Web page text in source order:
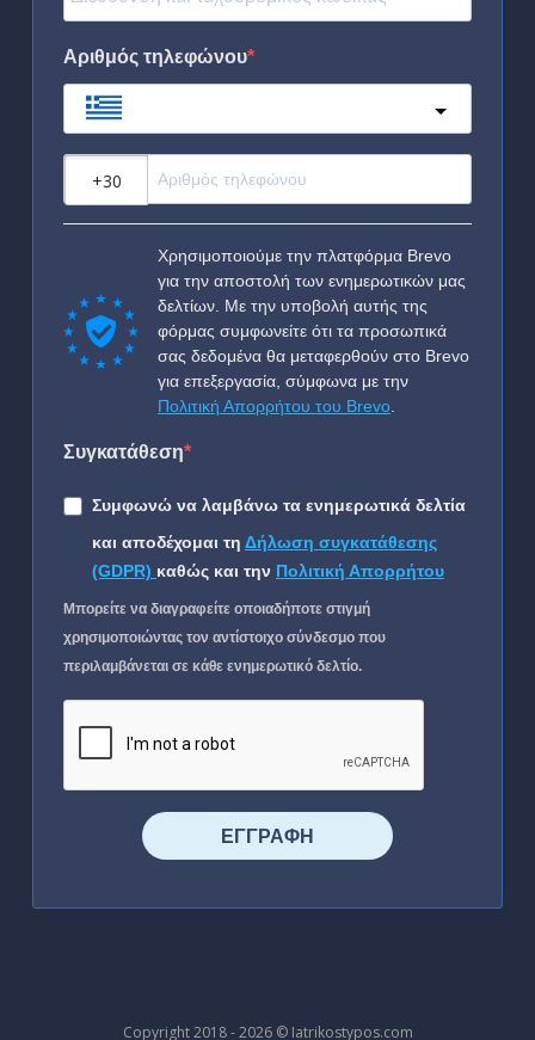
Αριθμός τηλεφώνου
Χρησιμοποιούμε την πλατφόρμα Brevo
για την αποστολή των ενημερωτικών μας
δελτίων. Με την υποβολή αυτής της
φόρμας συμφωνείτε ότι τα προσωπικά
σας δεδομένα θα μεταφερθούν στο Brevo
για επεξεργασία, σύμφωνα με την
Πολιτική Απορρήτου του Brevo
Συγκατάθεση
Συμφωνώ να λαμβάνω τα ενημερωτικά δελτία
και αποδέχομαι τη Δήλωση συγκατάθεσης
(GDPR) καθώς και την Πολιτική Απορρήτου
Μπορείτε να διαγραφείτε οποιαδήποτε στιγμή
χρησιμοποιώντας τον αντίστοιχο σύνδεσμο που
περιλαμβάνεται σε κάθε ενημερωτικό δελτίο.
⠀⠀⠀⠀ΕΓΓΡΑΦΗ⠀⠀⠀⠀
Copyright 2018 - 2026 © Iatrikostypos.com